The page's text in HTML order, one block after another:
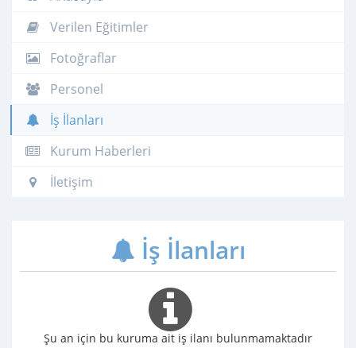
Verilen Eğitimler
Fotoğraflar
Personel
İş İlanları
Kurum Haberleri
İletişim
İş İlanları
Şu an için bu kuruma ait iş ilanı bulunmamaktadır